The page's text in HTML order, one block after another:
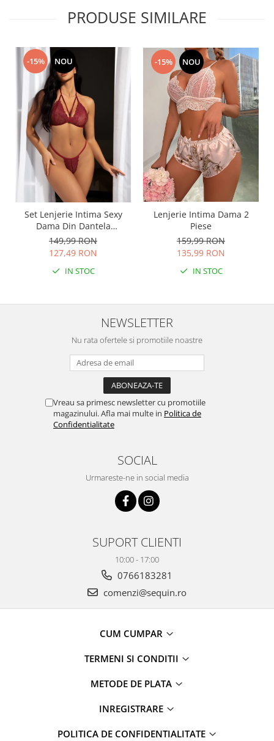
PRODUSE SIMILARE
-15% NOU
Set Lenjerie Intima Sexy
Dama Din Dantela
Burgundy
149,99 RON
127,49 RON
IN STOC
-15% NOU
Lenjerie Intima Dama 2
Piese
159,99 RON
135,99 RON
IN STOC
NEWSLETTER
Nu rata ofertele si promotiile noastre
Vreau sa primesc newsletter cu promotiile
magazinului. Afla mai multe in Politica de
Confidentialitate
SOCIAL
Urmareste-ne in social media
SUPORT CLIENTI
10:00 - 17:00
0766183281
comenzi@sequin.ro
CUM CUMPAR
TERMENI SI CONDITII
METODE DE PLATA
INREGISTRARE
POLITICA DE CONFIDENTIALITATE